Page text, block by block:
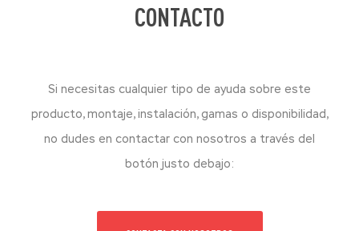
CONTACTO
Si necesitas cualquier tipo de ayuda sobre este
producto, montaje, instalación, gamas o disponibilidad,
no dudes en contactar con nosotros a través del
botón justo debajo: